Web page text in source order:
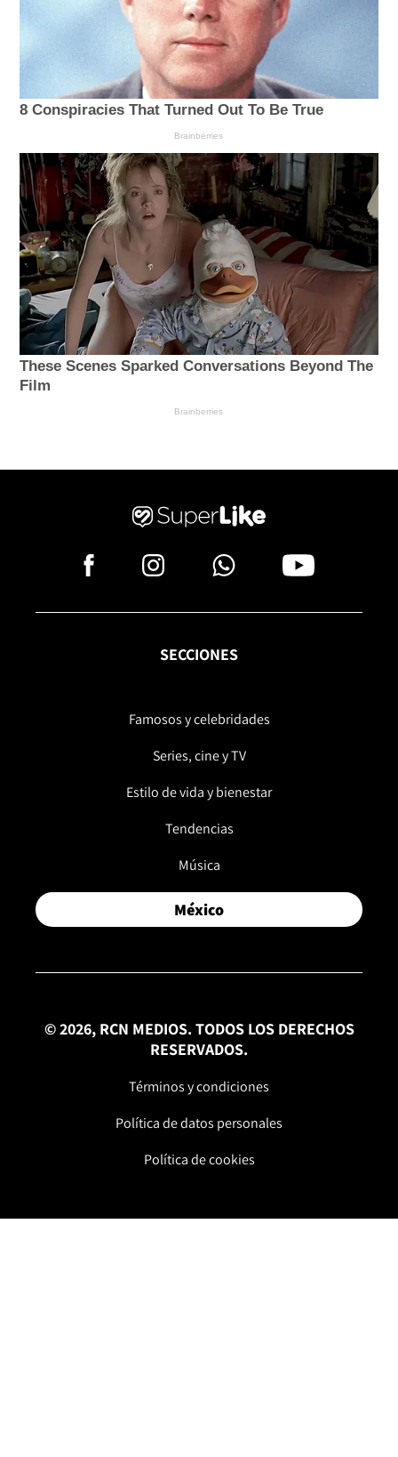
SECCIONES
Famosos y celebridades
Series, cine y TV
Estilo de vida y bienestar
Tendencias
Música
México
© 2026, RCN MEDIOS. TODOS LOS DERECHOS
RESERVADOS.
Términos y condiciones
Política de datos personales
Política de cookies